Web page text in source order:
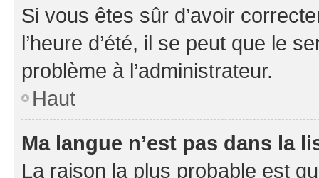
Si vous êtes sûr d’avoir
l’heure d’été, il se peut que le
problème à l’administrateur.
Haut
Ma langue n’est pas dans la
La raison la plus probable est